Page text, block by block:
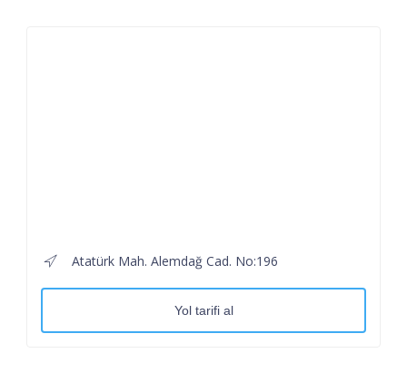
Atatürk Mah. Alemdağ Cad. No:196
Yol tarifi al